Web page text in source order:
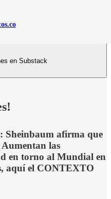
en Substack
Sheinbaum afirma que
las
en torno al Mundial en
aquí el CONTEXTO